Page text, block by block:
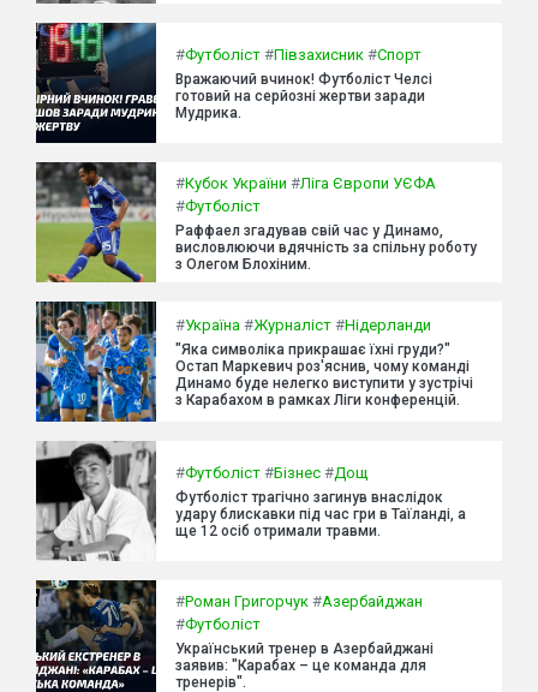
#Футболіст #Півзахисник #Спорт
Вражаючий вчинок! Футболіст Челсі
готовий на серйозні жертви заради
Мудрика.
#Кубок України #Ліга Європи УЄФА
#Футболіст
Раффаел згадував свій час у Динамо,
висловлюючи вдячність за спільну роботу
з Олегом Блохіним.
#Україна #Журналіст #Нідерланди
"Яка символіка прикрашає їхні груди?"
Остап Маркевич роз'яснив, чому команді
Динамо буде нелегко виступити у зустрічі
з Карабахом в рамках Ліги конференцій.
#Футболіст #Бізнес #Дощ
Футболіст трагічно загинув внаслідок
удару блискавки під час гри в Таїланді, а
ще 12 осіб отримали травми.
#Роман Григорчук #Азербайджан
#Футболіст
Український тренер в Азербайджані
заявив: "Карабах – це команда для
тренерів".